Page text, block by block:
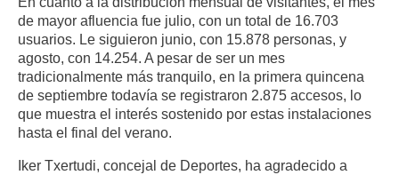
de mayor afluencia fue julio, con un total de 16.703
usuarios. Le siguieron junio, con 15.878 personas, y
agosto, con 14.254. A pesar de ser un mes
tradicionalmente más tranquilo, en la primera quincena
de septiembre todavía se registraron 2.875 accesos, lo
que muestra el interés sostenido por estas instalaciones
hasta el final del verano.
Iker Txertudi, concejal de Deportes, ha agradecido a